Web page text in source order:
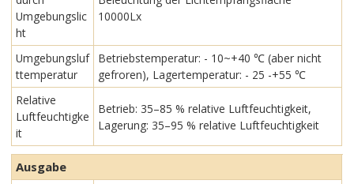
Umgebungslic
ht
10000Lx
Umgebungsluf
ttemperatur
Betriebstemperatur: - 10~+40 ℃ (aber nicht
gefroren), Lagertemperatur: - 25 -+55 ℃
Relative
Luftfeuchtigke
it
Betrieb: 35–85 % relative Luftfeuchtigkeit,
Lagerung: 35–95 % relative Luftfeuchtigkeit
Ausgabe